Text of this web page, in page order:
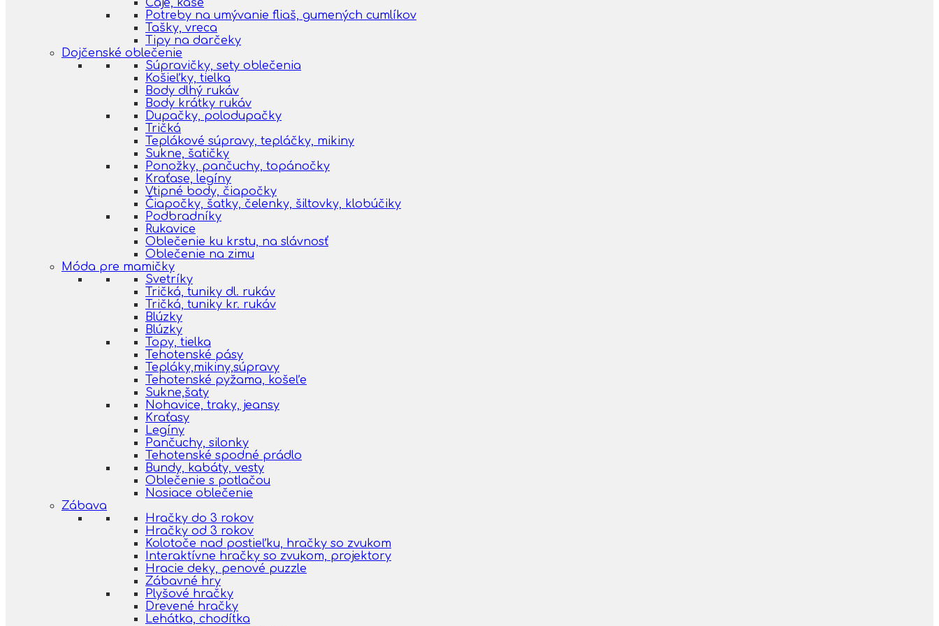
Čaje, kaše
Potreby na umývanie fliaš, gumených cumlíkov
Tašky, vreca
Tipy na darčeky
Dojčenské oblečenie
Súpravičky, sety oblečenia
Košieľky, tielka
Body dlhý rukáv
Body krátky rukáv
Dupačky, polodupačky
Tričká
Teplákové súpravy, tepláčky, mikiny
Sukne, šatičky
Ponožky, pančuchy, topánočky
Kraťase, legíny
Vtipné body, čiapočky
Čiapočky, šatky, čelenky, šiltovky, klobúčiky
Podbradníky
Rukavice
Oblečenie ku krstu, na slávnosť
Oblečenie na zimu
Móda pre mamičky
Svetríky
Tričká, tuniky dl. rukáv
Tričká, tuniky kr. rukáv
Blúzky
Blúzky
Topy, tielka
Tehotenské pásy
Tepláky,mikiny,súpravy
Tehotenské pyžama, košeľe
Sukne,šaty
Nohavice, traky, jeansy
Kraťasy
Legíny
Pančuchy, silonky
Tehotenské spodné prádlo
Bundy, kabáty, vesty
Oblečenie s potlačou
Nosiace oblečenie
Zábava
Hračky do 3 rokov
Hračky od 3 rokov
Kolotoče nad postieľku, hračky so zvukom
Interaktívne hračky so zvukom, projektory
Hracie deky, penové puzzle
Zábavné hry
Plyšové hračky
Drevené hračky
Lehátka, chodítka